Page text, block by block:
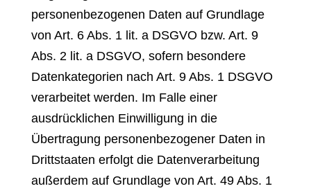
personenbezogenen Daten auf Grundlage
von Art. 6 Abs. 1 lit. a DSGVO bzw. Art. 9
Abs. 2 lit. a DSGVO, sofern besondere
Datenkategorien nach Art. 9 Abs. 1 DSGVO
verarbeitet werden. Im Falle einer
ausdrücklichen Einwilligung in die
Übertragung personenbezogener Daten in
Drittstaaten erfolgt die Datenverarbeitung
außerdem auf Grundlage von Art. 49 Abs. 1